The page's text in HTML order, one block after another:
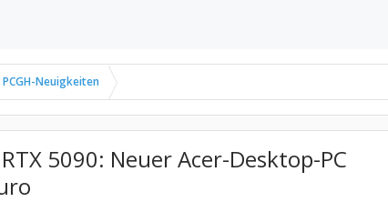
PCGH-Neuigkeiten
5090: Neuer Acer-Desktop-PC